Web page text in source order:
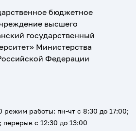
бюджетное
высшего
государственный
Министерства
Федерации
режим работы: пн-чт с 8:30 до 17:00;
перерыв с 12:30 до 13:00